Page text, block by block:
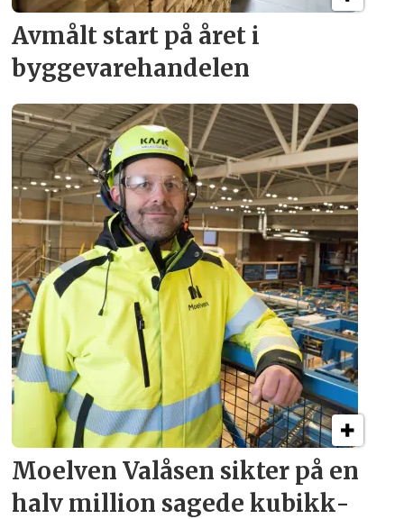
Avmålt start på året i
byggevare­handelen
Moelven Valåsen sikter på en
halv million sagede kubikk­